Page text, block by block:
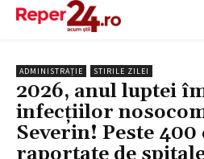
ADMINISTRAȚIE STIRILE ZILEI
2026, anul luptei
infecțiilor
Severin! Peste
raportate de